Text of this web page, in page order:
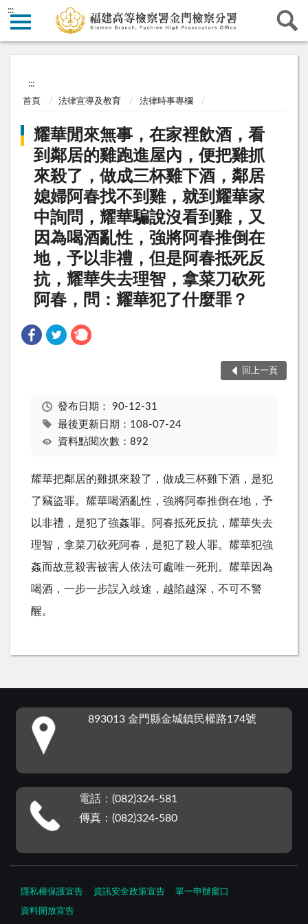
:::
:::
首頁 法律宣導及教育 法律時事專欄
耀華閒來無事，在家裡飲酒，看
到鄰居的雞跑進屋內，便把雞抓
來殺了，做成三杯雞下酒，鄰居
媳婦阿春找不到雞，就到耀華家
中詢問，耀華騙說沒看到雞，又
因為喝酒亂性，強將阿春推倒在
地，予以非禮，但是阿春抵死反
抗，耀華失去理智，拿菜刀砍死
阿春，問：耀華犯了什麼罪？
回上一頁
發布日期： 90-12-31
最後更新日期：108-07-24
資料點閱次數：892
耀華把鄰居的雞抓來殺了，做成三杯雞下酒，是犯
了竊盜罪。耀華喝酒亂性，強將阿奉推倒在地，予
以非禮，是犯了強姦罪。阿春抵死反抗，耀華失去
理智，拿菜刀砍死阿春，是犯了殺人罪。耀華犯強
姦而故意殺害被害人依法可處唯一死刑。耀華因為
喝酒，一步一步誤入歧途，越陷越深，不可不警
醒。
893013 金門縣金城鎮民權路174號
電話：(082)324-581
傳真：(082)324-580
隱私權保護宣告 資訊安全政策宣告 單一申辦窗口
資料開放宣告